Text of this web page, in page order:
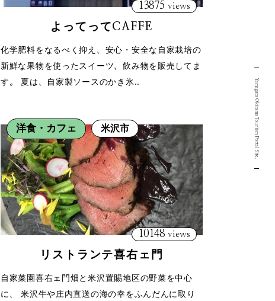
13875 views
よってってCAFFE
化学肥料をなるべく抑え、安心・安全な自家栽培の
新鮮な果物を使ったスイーツ、飲み物を販売してま
す。 夏は、自家製ソースのかき氷..
洋食・カフェ 米沢市
10148 views
リストランテ喜右ェ門
自家菜園喜右ェ門畑と米沢置賜地区の野菜を中心
に、 米沢牛や庄内直送の海の幸をふんだんに取り
Yamagata Okitama Tourism Portal Site.